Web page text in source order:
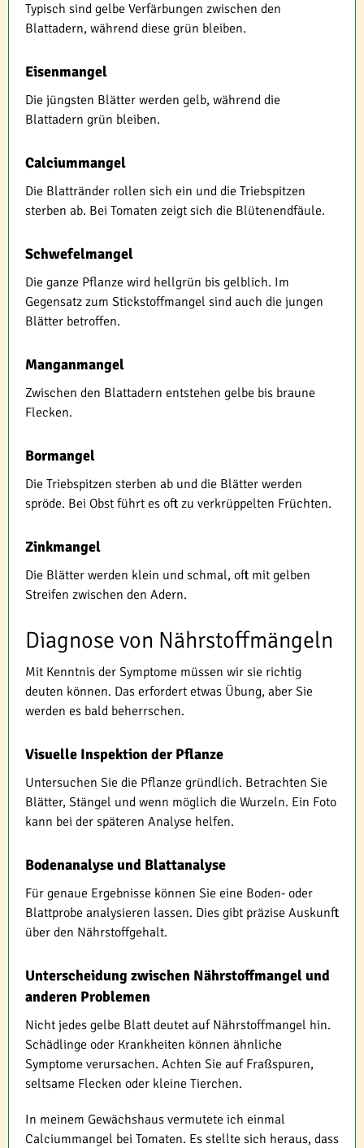
Typisch sind gelbe Verfärbungen zwischen den
Blattadern, während diese grün bleiben.
Eisenmangel
Die jüngsten Blätter werden gelb, während die
Blattadern grün bleiben.
Calciummangel
Die Blattränder rollen sich ein und die Triebspitzen
sterben ab. Bei Tomaten zeigt sich die Blütenendfäule.
Schwefelmangel
Die ganze Pflanze wird hellgrün bis gelblich. Im
Gegensatz zum Stickstoffmangel sind auch die jungen
Blätter betroffen.
Manganmangel
Zwischen den Blattadern entstehen gelbe bis braune
Flecken.
Bormangel
Die Triebspitzen sterben ab und die Blätter werden
spröde. Bei Obst führt es oft zu verkrüppelten Früchten.
Zinkmangel
Die Blätter werden klein und schmal, oft mit gelben
Streifen zwischen den Adern.
Diagnose von Nährstoffmängeln
Mit Kenntnis der Symptome müssen wir sie richtig
deuten können. Das erfordert etwas Übung, aber Sie
werden es bald beherrschen.
Visuelle Inspektion der Pflanze
Untersuchen Sie die Pflanze gründlich. Betrachten Sie
Blätter, Stängel und wenn möglich die Wurzeln. Ein Foto
kann bei der späteren Analyse helfen.
Bodenanalyse und Blattanalyse
Für genaue Ergebnisse können Sie eine Boden- oder
Blattprobe analysieren lassen. Dies gibt präzise Auskunft
über den Nährstoffgehalt.
Unterscheidung zwischen Nährstoffmangel und
anderen Problemen
Nicht jedes gelbe Blatt deutet auf Nährstoffmangel hin.
Schädlinge oder Krankheiten können ähnliche
Symptome verursachen. Achten Sie auf Fraßspuren,
seltsame Flecken oder kleine Tierchen.
In meinem Gewächshaus vermutete ich einmal
Calciummangel bei Tomaten. Es stellte sich heraus, dass